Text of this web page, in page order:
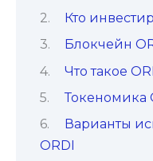
Кто
Блокчейн
Что такое
Токеномика
Варианты
ORDI